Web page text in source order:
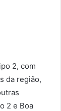
2, com
da região,
2 e Boa